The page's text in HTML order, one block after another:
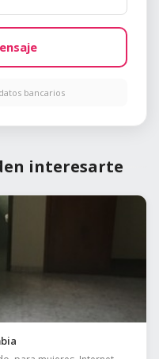
bancarios
interesarte